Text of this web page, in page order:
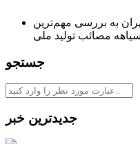
به بررسی مهم‌ترین
مصائب تولید ملی
جستجو
جدیدترین خبر